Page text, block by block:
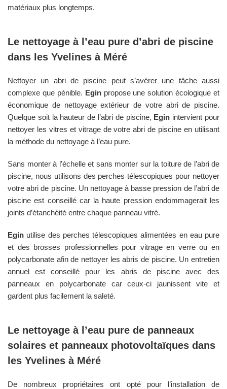
matériaux plus longtemps.
Le nettoyage à l’eau pure d’abri de piscine
dans les Yvelines à Méré
Nettoyer un abri de piscine peut s’avérer une tâche aussi
complexe que pénible. Eginpropose une solution écologique et
économique de nettoyage extérieur de votre abri de piscine.
Quelque soit la hauteur de l’abri de piscine, Egin intervient pour
nettoyer les vitres et vitrage de votre abri de piscine en utilisant
la méthode du nettoyage à l’eau pure.
Sans monter à l’échelle et sans monter sur la toiture de l’abri de
piscine, nous utilisons des perches télescopiques pour nettoyer
votre abri de piscine. Un nettoyage à basse pression de l’abri de
piscine est conseillé car la haute pression endommagerait les
joints d’étanchéité entre chaque panneau vitré.
Egin utilise des perches télescopiques alimentées en eau pure
et des brosses professionnelles pour vitrage en verre ou en
polycarbonate afin de nettoyer les abris de piscine. Un entretien
annuel est conseillé pour les abris de piscine avec des
panneaux en polycarbonate car ceux-ci jaunissent vite et
gardent plus facilement la saleté.
Le nettoyage à l’eau pure de panneaux
solaires et panneaux photovoltaïques dans
les Yvelines à Méré
De nombreux propriétaires ont opté pour l’installation de